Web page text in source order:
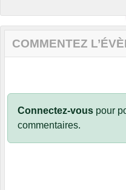
COMMENTEZ
Connectez-vous pour
commentaires.